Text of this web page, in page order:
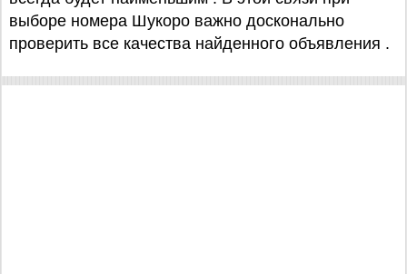
выборе номера Шукоро важно досконально
проверить все качества найденного объявления .